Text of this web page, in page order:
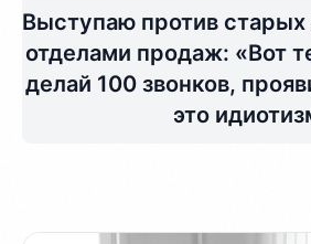
Выступаю против
отделами продаж: «Вот
делай 100 звонков,
это